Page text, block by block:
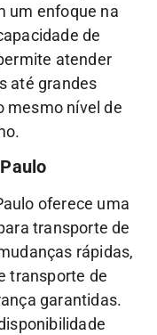
um enfoque na
de
atender
até grandes
mesmo nível de
oferece uma
transporte de
rápidas,
transporte de
garantidas.